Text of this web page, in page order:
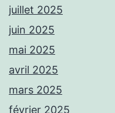
juillet 2025
juin 2025
mai 2025
avril 2025
mars 2025
février 2025